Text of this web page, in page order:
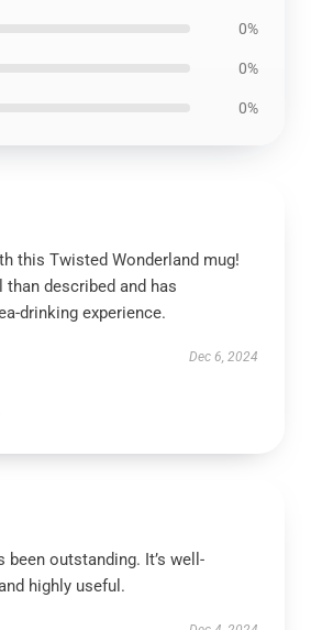
0%
0%
0%
this Twisted Wonderland mug!
than described and has
drinking experience.
Dec 6, 2024
been outstanding. It’s well-
highly useful.